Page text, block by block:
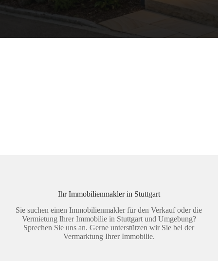
Ihr Immobilienmakler in Stuttgart
Sie suchen einen Immobilienmakler für den Verkauf oder die
Vermietung Ihrer Immobilie in Stuttgart und Umgebung?
Sprechen Sie uns an. Gerne unterstützen wir Sie bei der
Vermarktung Ihrer Immobilie.